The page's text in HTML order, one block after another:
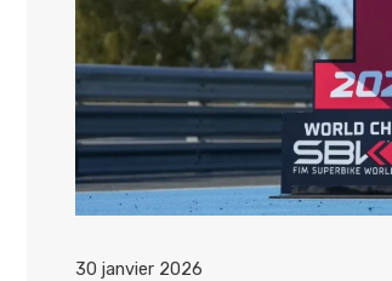
30 janvier 2026